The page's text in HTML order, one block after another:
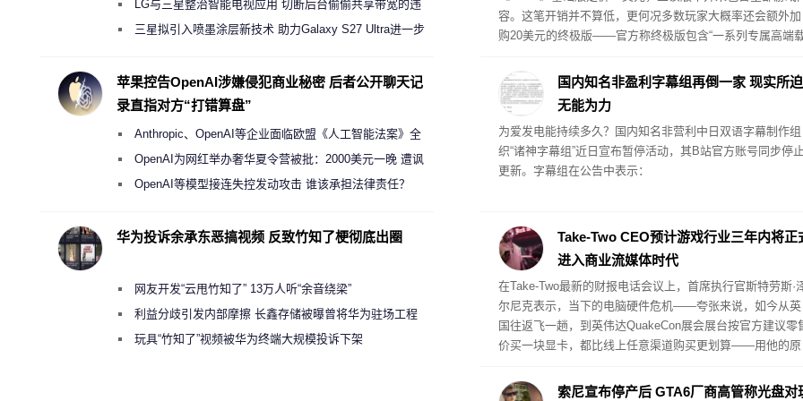
容。这笔开销并不算低，更何况多数玩家大概率还会额外加
购20美元的终极版——官方称终极版包含“一系列专属高端
剧情内容”。但Take-Two首席执行官斯特劳斯·泽尔尼克认为
就游戏的内容体量而言，这个定价已经相当划算。
国内知名非盈利字幕组再倒一家 现实所迫
无能为力
为爱发电能持续多久？国内知名非营利中日双语字幕制作组
织“诸神字幕组”近日宣布暂停活动，其B站官方账号同步停止
更新。字幕组在公告中表示：
Take-Two CEO预计游戏行业三年内将正
进入商业流媒体时代
在Take-Two最新的财报电话会议上，首席执行官斯特劳斯·
尔尼克表示，当下的电脑硬件危机——夸张来说，如今从英
国往返飞一趟，到英伟达QuakeCon展会展台按官方建议零
价买一块显卡，都比线上任意渠道购买更划算——用他的原
索尼宣布停产后 GTA6厂商高管称光盘对
店 将被逐步清退
LG与三星整治智能电视应用 切断后台偷偷共享带宽的违
规行为三星拟引入喷墨涂层新技术 助力Galaxy S27 Ultra进一步
苹果控告OpenAI涉嫌侵犯商业秘密 后者公开聊天记
录直指对方“打错算盘”
Anthropic、OpenAI等企业面临欧盟《人工智能法案》全
新执法权限审查
OpenAI为网红举办奢华夏令营被批：2000美元一晚 遭讽
“反乌托邦”
OpenAI等模型接连失控发动攻击 谁该承担法律责任？
华为投诉余承东恶搞视频 反致竹知了梗彻底出圈
网友开发“云甩竹知了” 13万人听“余音绕梁”
利益分歧引发内部摩擦 长鑫存储被曝曾将华为驻场工程
师驱逐出研发基地
玩具“竹知了”视频被华为终端大规模投诉下架